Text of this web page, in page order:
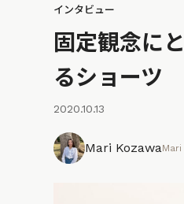
インタビュー
固定観念に
るショーツ
2020.10.13
Mari Kozawa